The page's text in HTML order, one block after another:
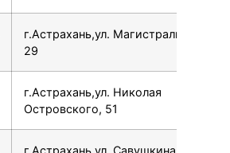
г.Астрахань,ул. Магистральная,
29
г.Астрахань,ул. Николая
Островского, 51
г.Астрахань,ул. Савушкина, 12А